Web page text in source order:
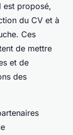
est proposé,
du CV et à
Ces
de mettre
et de
des